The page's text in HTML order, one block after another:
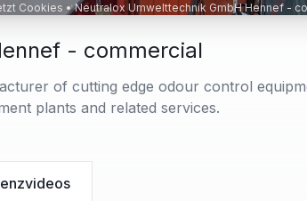
Cookies •Neutralox Umwelttechnik GmbH Hennef -
- commercial
of cutting edge odour control
plants and related services.